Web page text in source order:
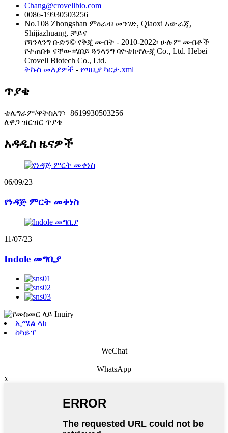
Chang@crovellbio.com
0086-19930503256
No.108 Zhongshan ምዕራብ መንገድ, Qiaoxi አውራጃ,
Shijiazhuang, ቻይና
የጓንላንግ ቡድን© የቅጂ መብት - 2010-2022፡ ሁሉም መብቶች
የተጠበቁ ናቸው።ሄበይ ጓንላንግ ባዮቴክኖሎጂ Co., Ltd. Hebei
Crovell Biotech Co., Ltd.
ትኩስ መለያዎች - የጣቢያ ካርታ.xml
ጥያቄ
ቴሌግራም/ዋትስአፕ፡+8619930503256
ለዋጋ ዝርዝር ጥያቄ
አዳዲስ ዜናዎች
06/09/23
የነዳጅ ምርት መቀነስ
11/07/23
Indole መግቢያ
ኢሜል ላክ
ስካይፕ
WeChat
WhatsApp
x